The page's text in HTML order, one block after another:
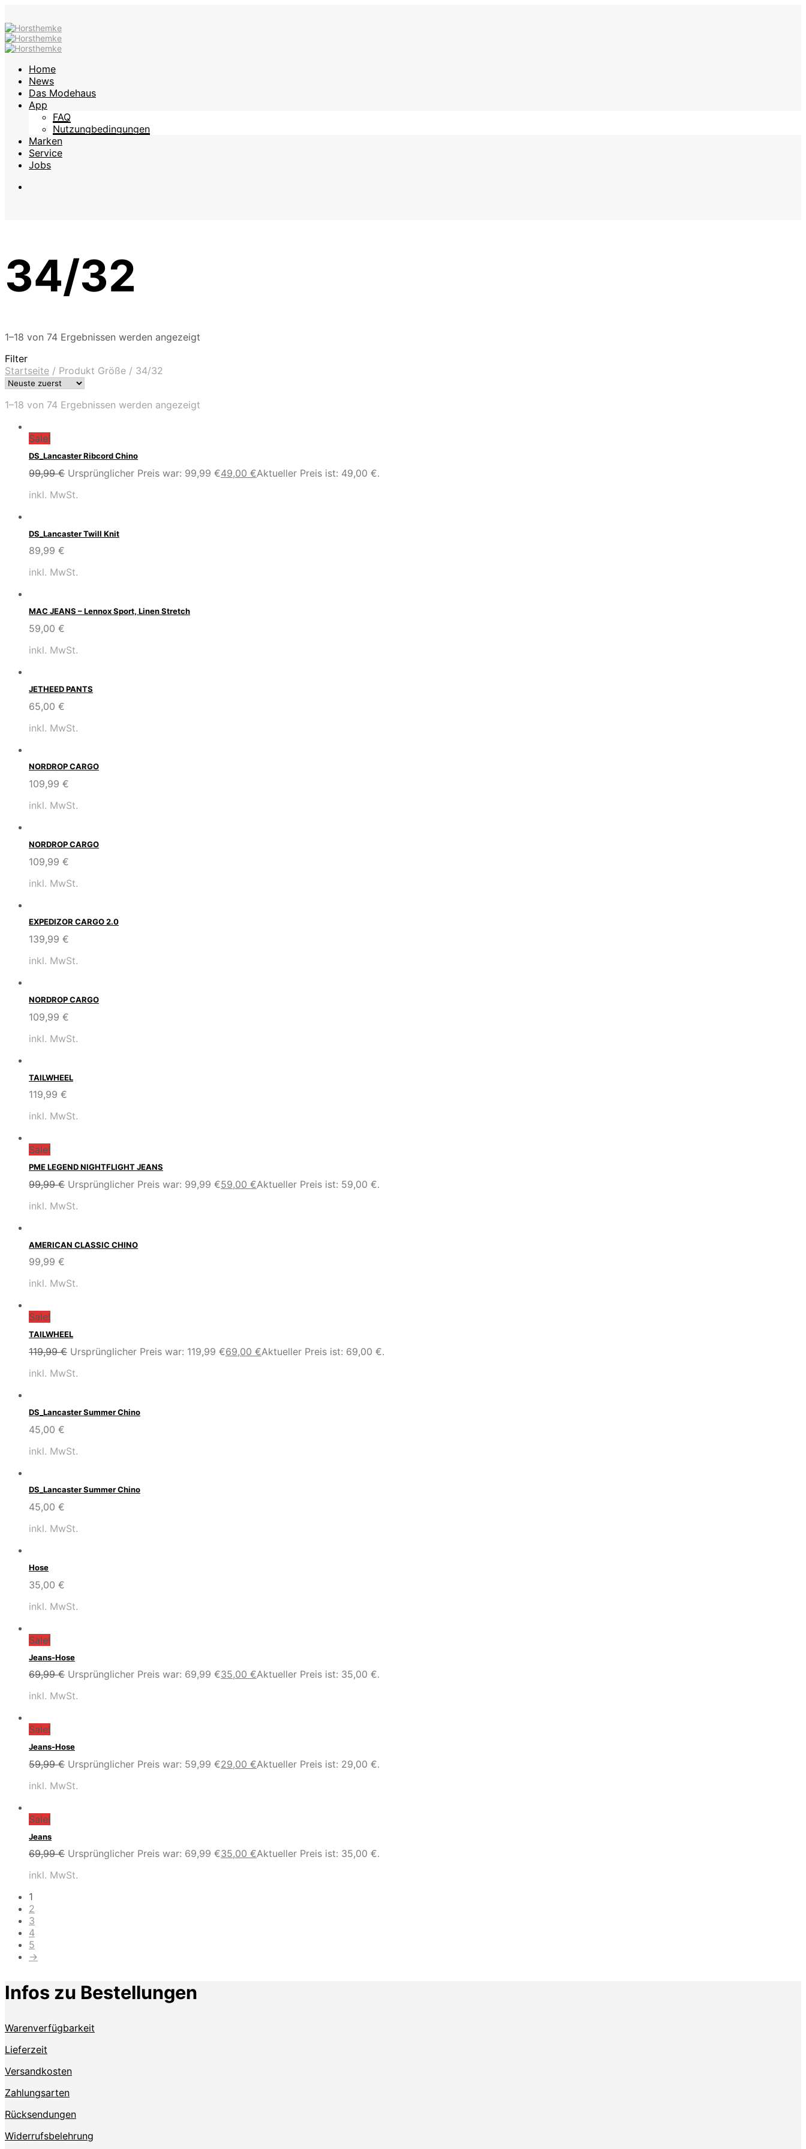
Home
News
Das Modehaus
App
FAQ
Nutzungbedingungen
Marken
Service
Jobs
34/32
1–18 von 74 Ergebnissen werden angezeigt
Filter
Startseite / Produkt Größe / 34/32
1–18 von 74 Ergebnissen werden angezeigt
Sale!
DS_Lancaster Ribcord Chino
99,99€ Ursprünglicher Preis war: 99,99 €49,00 €Aktueller Preis ist: 49,00 €.
inkl. MwSt.
DS_Lancaster Twill Knit
89,99 €
inkl. MwSt.
MAC JEANS – Lennox Sport, Linen Stretch
59,00 €
inkl. MwSt.
JETHEED PANTS
65,00 €
inkl. MwSt.
NORDROP CARGO
109,99 €
inkl. MwSt.
NORDROP CARGO
109,99 €
inkl. MwSt.
EXPEDIZOR CARGO 2.0
139,99 €
inkl. MwSt.
NORDROP CARGO
109,99 €
inkl. MwSt.
TAILWHEEL
119,99 €
inkl. MwSt.
Sale!
PME LEGEND NIGHTFLIGHT JEANS
99,99€ Ursprünglicher Preis war: 99,99 €59,00 €Aktueller Preis ist: 59,00 €.
inkl. MwSt.
AMERICAN CLASSIC CHINO
99,99 €
inkl. MwSt.
Sale!
TAILWHEEL
119,99€ Ursprünglicher Preis war: 119,99 €69,00 €Aktueller Preis ist: 69,00 €.
inkl. MwSt.
DS_Lancaster Summer Chino
45,00 €
inkl. MwSt.
DS_Lancaster Summer Chino
45,00 €
inkl. MwSt.
Hose
35,00 €
inkl. MwSt.
Sale!
Jeans-Hose
69,99€ Ursprünglicher Preis war: 69,99 €35,00 €Aktueller Preis ist: 35,00 €.
inkl. MwSt.
Sale!
Jeans-Hose
59,99€ Ursprünglicher Preis war: 59,99 €29,00 €Aktueller Preis ist: 29,00 €.
inkl. MwSt.
Sale!
Jeans
69,99€ Ursprünglicher Preis war: 69,99 €35,00 €Aktueller Preis ist: 35,00 €.
inkl. MwSt.
1
2
3
4
5
→
Infos zu Bestellungen
Warenverfügbarkeit
Lieferzeit
Versandkosten
Zahlungsarten
Rücksendungen
Widerrufsbelehrung